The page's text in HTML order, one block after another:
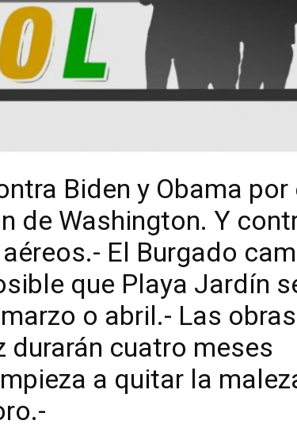
Biden y Obama por
de Washington. Y
El Burgado
que Playa Jardín
o abril.- Las
durarán cuatro meses
a quitar la